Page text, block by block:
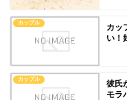
カップル
カッ
い！
カップル
彼氏
モラ